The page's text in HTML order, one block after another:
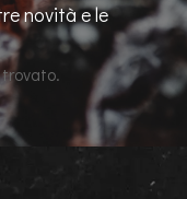
novità e le